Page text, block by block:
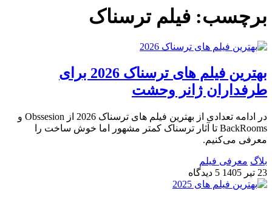
برچسب: فیلم ترسناک
بهترین فیلم های ترسناک 2026 برای
طرفداران ژانر وحشت
در ادامه تعدادی از بهترین فیلم های ترسناک 2026 از Obssesion و
BackRooms تا آثار ترسناک کمتر مشهور اما خوش ساخت را
معرفی می‌کنیم.
بلاگ معرفی فیلم
23 تیر 1405
5 دیدگاه